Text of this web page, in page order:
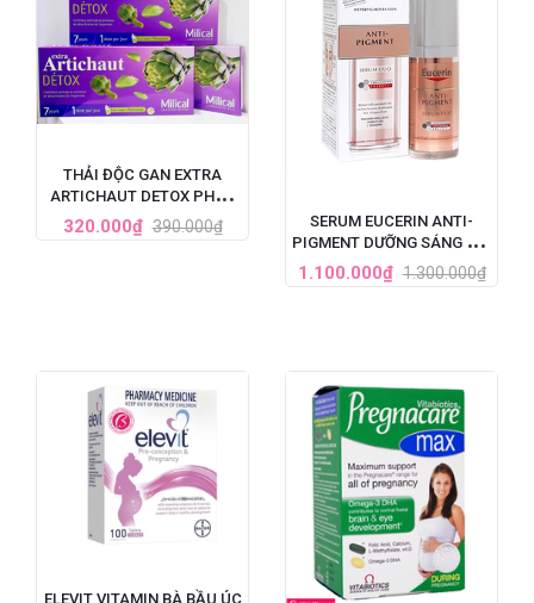
THẢI ĐỘC GAN EXTRA
ARTICHAUT DETOX PHÁP
LIỆU TRÌNH 7 NGÀY
320.000₫ 390.000₫
SERUM EUCERIN ANTI-
PIGMENT DƯỠNG SÁNG DA,
TRỊ NÁM TÀN NHANG 30ML
1.100.000₫ 1.300.000₫
ELEVIT VITAMIN BÀ BẦU ÚC